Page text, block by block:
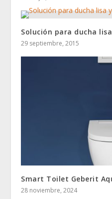
Solución para ducha
29 septiembre, 2015
Smart Toilet Geberit
28 noviembre, 2024